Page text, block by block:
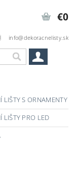
info@dekoracnelisty.sk
€0
LIŠTY S ORNAMENTY
LIŠTY PRO LED